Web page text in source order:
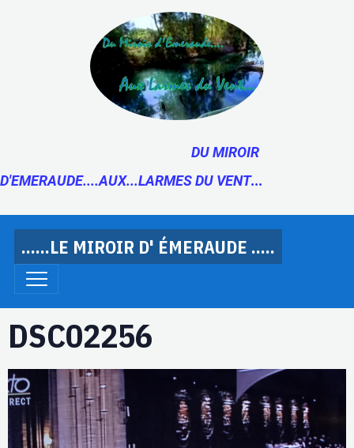
DU MIROIR
D'EMERAUDE....AUX...LARMES DU VENT...
......LE MIROIR D' ÉMERAUDE .....
DSC02256